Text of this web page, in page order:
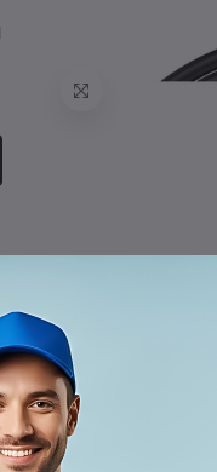
المراجعات والتقييمات